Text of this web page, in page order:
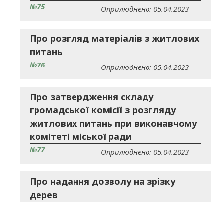
№75 Оприлюднено: 05.04.2023
Про розгляд матеріалів з житлових
питань
№76 Оприлюднено: 05.04.2023
Про затвердження складу
громадської комісії з розгляду
житлових питань при виконавчому
комітеті міської ради
№77 Оприлюднено: 05.04.2023
Про надання дозволу на зрізку
дерев